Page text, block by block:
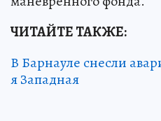
ЧИТАЙТЕ ТАКЖЕ:
В Барнауле снесли
я Западная